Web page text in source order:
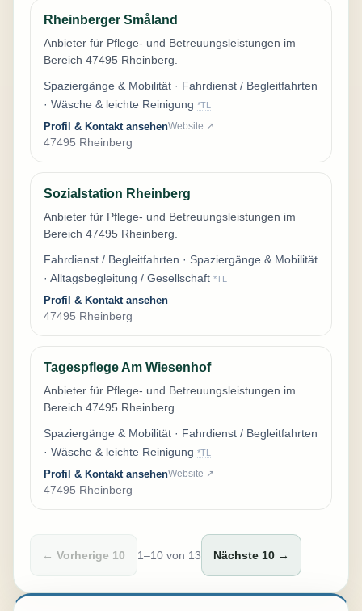
Rheinberger Småland
Anbieter für Pflege- und Betreuungsleistungen im
Bereich 47495 Rheinberg.
Spaziergänge & Mobilität · Fahrdienst / Begleitfahrten
· Wäsche & leichte Reinigung *TL
Profil & Kontakt ansehenWebsite ↗
47495 Rheinberg
Sozialstation Rheinberg
Anbieter für Pflege- und Betreuungsleistungen im
Bereich 47495 Rheinberg.
Fahrdienst / Begleitfahrten · Spaziergänge & Mobilität
· Alltagsbegleitung / Gesellschaft *TL
Profil & Kontakt ansehen
47495 Rheinberg
Tagespflege Am Wiesenhof
Anbieter für Pflege- und Betreuungsleistungen im
Bereich 47495 Rheinberg.
Spaziergänge & Mobilität · Fahrdienst / Begleitfahrten
· Wäsche & leichte Reinigung *TL
Profil & Kontakt ansehenWebsite ↗
47495 Rheinberg
← Vorherige 10 1–10 von 13 Nächste 10 →